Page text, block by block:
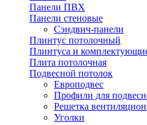
Панели ПВХ
Панели стеновые
Сэндвич-панели
Плинтус потолочный
Плинтуса и
Плита потолочная
Подвесной потолок
Европодвес
Профили для
Решетка
Уголки